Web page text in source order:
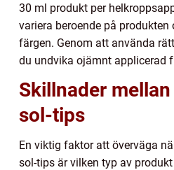
30 ml produkt per
variera beroende på
färgen. Genom att använda
du undvika ojämnt applicerad
Skillnader
sol-tips
En viktig faktor att överväga
sol-tips är vilken typ av